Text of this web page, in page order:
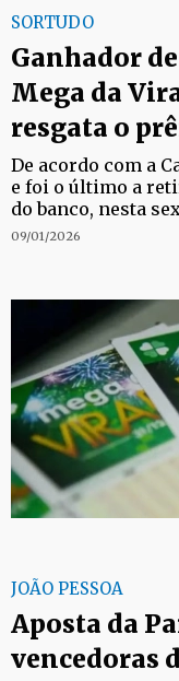
SORTUDO
Ganhador
Mega da
resgata o
De acordo com a
e foi o último a
do banco, nesta
09/01/2026
JOÃO PESSOA
Aposta da
vencedoras